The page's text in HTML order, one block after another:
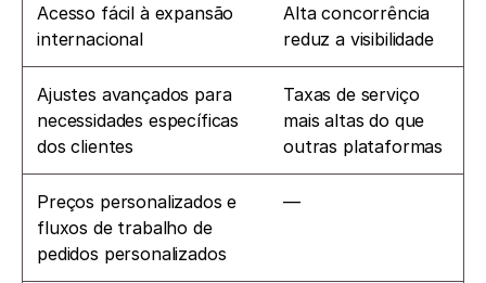
Acesso fácil à expansão
internacional
Alta concorrência
reduz a visibilidade
Ajustes avançados para
necessidades específicas
dos clientes
Taxas de serviço
mais altas do que
outras plataformas
Preços personalizados e
fluxos de trabalho de
pedidos personalizados
—